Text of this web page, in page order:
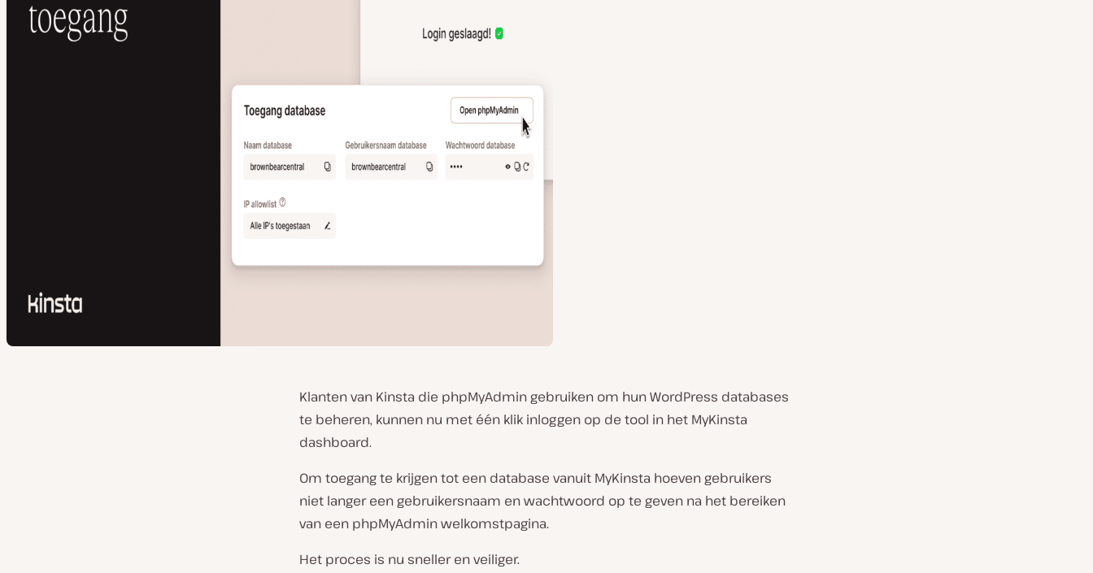
Klanten van Kinsta die phpMyAdmin gebruiken om hun WordPress databases
te beheren, kunnen nu met één klik inloggen op de tool in het MyKinsta
dashboard.
Om toegang te krijgen tot een database vanuit MyKinsta hoeven gebruikers
niet langer een gebruikersnaam en wachtwoord op te geven na het bereiken
van een phpMyAdmin welkomstpagina.
Het proces is nu sneller en veiliger.